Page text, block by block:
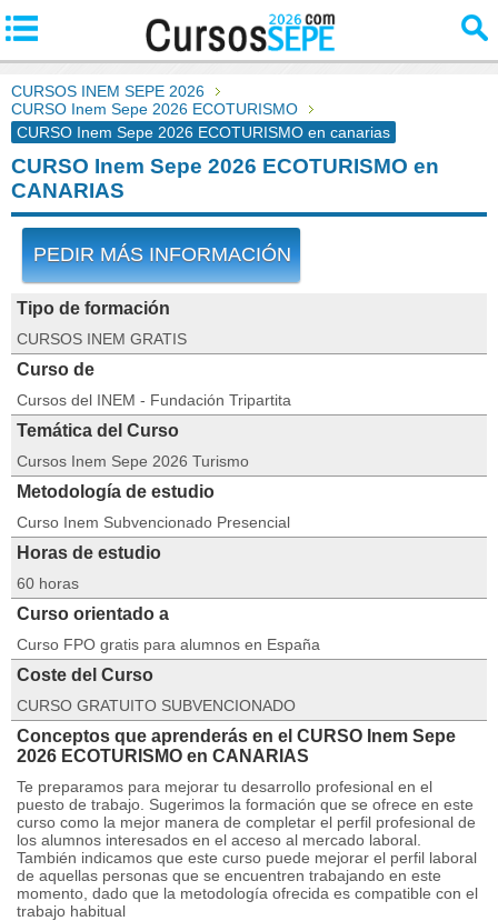
CURSOS INEM SEPE 2026
CURSO Inem Sepe 2026 ECOTURISMO
CURSO Inem Sepe 2026 ECOTURISMO en canarias
CURSO Inem Sepe 2026 ECOTURISMO en
CANARIAS
PEDIR MÁS INFORMACIÓN
Tipo de formación
CURSOS INEM GRATIS
Curso de
Cursos del INEM - Fundación Tripartita
Temática del Curso
Cursos Inem Sepe 2026 Turismo
Metodología de estudio
Curso Inem Subvencionado Presencial
Horas de estudio
60 horas
Curso orientado a
Curso FPO gratis para alumnos en España
Coste del Curso
CURSO GRATUITO SUBVENCIONADO
Conceptos que aprenderás en el CURSO Inem Sepe
2026 ECOTURISMO en CANARIAS
Te preparamos para mejorar tu desarrollo profesional en el
puesto de trabajo. Sugerimos la formación que se ofrece en este
curso como la mejor manera de completar el perfil profesional de
los alumnos interesados en el acceso al mercado laboral.
También indicamos que este curso puede mejorar el perfil laboral
de aquellas personas que se encuentren trabajando en este
momento, dado que la metodología ofrecida es compatible con el
trabajo habitual